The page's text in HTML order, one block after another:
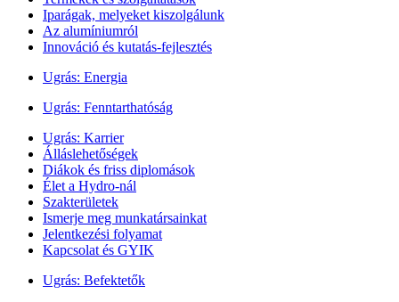
Iparágak, melyeket kiszolgálunk
Az alumíniumról
Innováció és kutatás-fejlesztés
Ugrás: Energia
Ugrás: Fenntarthatóság
Ugrás: Karrier
Álláslehetőségek
Diákok és friss diplomások
Élet a Hydro-nál
Szakterületek
Ismerje meg munkatársainkat
Jelentkezési folyamat
Kapcsolat és GYIK
Ugrás: Befektetők